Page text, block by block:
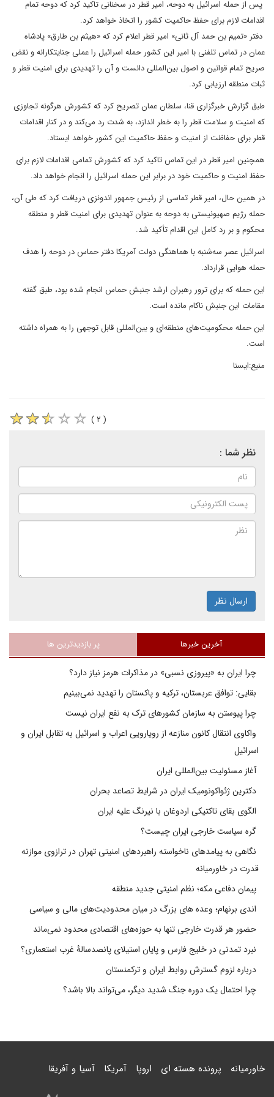
پس از حمله اسرائیل به دوحه، امیر قطر در سخنانی تاکید کرد که دوحه تمام
اقدامات لازم برای حفظ حاکمیت کشور را اتخاذ خواهد کرد.
دفتر «تمیم بن حمد آل ثانی» امیر قطر اعلام کرد که «هیثم بن طارق» پادشاه
عمان در تماس تلفنی با امیر این کشور حمله اسرائیل را عملی جنایتکارانه و نقض
صریح تمام قوانین و اصول بین‌المللی دانست و آن را تهدیدی برای امنیت قطر و
ثبات منطقه ارزیابی کرد.
طبق گزارش خبرگزاری قنا، سلطان عمان تصریح کرد که کشورش هرگونه تجاوزی
که امنیت و سلامت قطر را به خطر اندازد، به شدت رد می‌کند و در کنار اقدامات
قطر برای حفاظت از امنیت و حفظ حاکمیت این کشور خواهد ایستاد.
همچنین امیر قطر در این تماس تاکید کرد که کشورش تمامی اقدامات لازم برای
حفظ امنیت و حاکمیت خود در برابر این حمله اسرائیل را انجام خواهد داد.
در همین حال، امیر قطر تماسی از رئیس جمهور اندونزی دریافت کرد که طی آن،
حمله رژیم صهیونیستی به دوحه به عنوان تهدیدی برای امنیت قطر و منطقه
محکوم و بر رد کامل این اقدام تأکید شد.
اسرائیل عصر سه‌شنبه با هماهنگی دولت آمریکا دفتر حماس در دوحه را هدف
حمله هوایی قرارداد.
این حمله که برای ترور رهبران ارشد جنبش حماس انجام شده بود، طبق گفته
مقامات این جنبش ناکام مانده است.
این حمله محکومیت‌های منطقه‌ای و بین‌المللی قابل توجهی را به همراه داشته
است.
منبع:ایسنا
( ۲ )
نظر شما :
ارسال نظر
آخرین خبرها پر بازدیدترین ها
چرا ایران به «پیروزی نسبی» در مذاکرات هرمز نیاز دارد؟
بقایی: توافق عربستان، ترکیه و پاکستان را تهدید نمی‌بینیم
چرا پیوستن به سازمان کشورهای ترک به نفع ایران نیست
واکاوی انتقال کانون منازعه از رویارویی اعراب و اسرائیل به تقابل ایران و
اسرائیل
آغاز مسئولیت بین‌المللی ایران
دکترین ژئواکونومیک ایران در شرایط تصاعد بحران
الگوی بقای تاکتیکی اردوغان با نیرنگ علیه ایران
گره سیاست خارجی ایران چیست؟
نگاهی به پیامدهای ناخواسته راهبردهای امنیتی تهران در ترازوی موازنه
قدرت در خاورمیانه
پیمان دفاعی مکه؛ نظم امنیتی جدید منطقه
اندی برنهام؛ وعده های بزرگ در میان محدودیت‌های مالی و سیاسی
حضور هر قدرت خارجی تنها به حوزه‌های اقتصادی محدود نمی‌ماند
نبرد تمدنی در خلیج فارس و پایان استیلای پانصدسالۀ غرب استعماری؟
درباره لزوم گسترش روابط ایران و ترکمنستان
چرا احتمال یک دوره جنگ شدید دیگر، می‌تواند بالا باشد؟
خاورمیانه پرونده هسته ای اروپا آمریکا آسیا و آفریقا